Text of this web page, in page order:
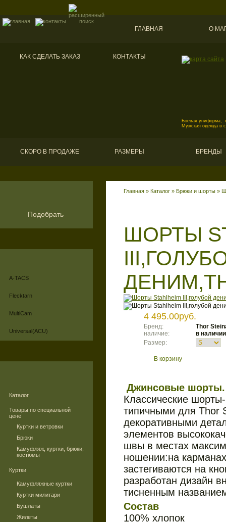
ГЛАВНАЯ О
КАК СДЕЛАТЬ ЗАКАЗ КОНТАКТЫ
Боевая униформа,
Мужская одежда в
СКОРО В ПРОДАЖЕ РАЗМЕРЫ БРЕНДЫ
Подобрать
A-TACS
Flecktarn
MultiCam
Universal(ACU)
Каталог
Товары по специальной
цене
Куртки и ветровки
Брюки
Камуфляж, куртки, брюки,
костюмы
Куртки
Камуфляжные куртки
Куртки милитари
Бушлаты
Жилеты
Главная » Каталог » Брюки и шорты »
ШОРТЫ
4 495.00руб.
Бренд:
Thor
наличие:
в наличии
Размер:
В корзину
Джинсовые шорты.
Классические
типичными для Thor
декоративными
элементов
швы в местах
ношении:на
застегиваются на
разработан дизайн
тисненным
Состав
100% хлопок